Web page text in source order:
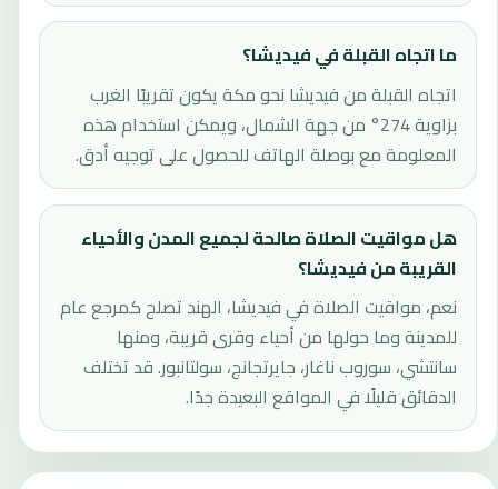
ما اتجاه القبلة في فيديشا؟
اتجاه القبلة من فيديشا نحو مكة يكون تقريبًا الغرب
بزاوية 274° من جهة الشمال، ويمكن استخدام هذه
المعلومة مع بوصلة الهاتف للحصول على توجيه أدق.
هل مواقيت الصلاة صالحة لجميع المدن والأحياء
القريبة من فيديشا؟
نعم، مواقيت الصلاة في فيديشا، الهند تصلح كمرجع عام
للمدينة وما حولها من أحياء وقرى قريبة، ومنها
سانتشي، سوروب ناغار، جايرتجانج، سولتانبور. قد تختلف
الدقائق قليلًا في المواقع البعيدة جدًا.